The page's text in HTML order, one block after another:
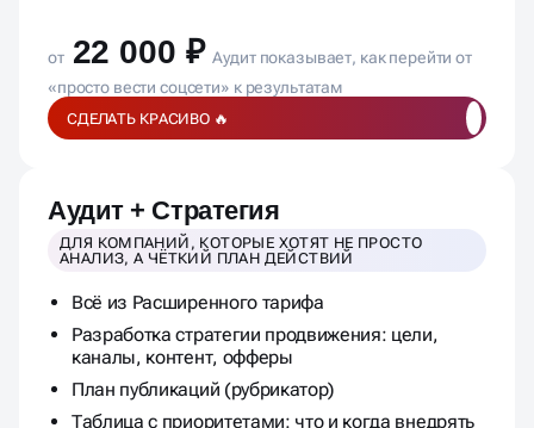
от 22 000 ₽ Аудит показывает, как перейти от
«просто вести соцсети» к результатам
СДЕЛАТЬ КРАСИВО 🔥
Аудит + Стратегия
ДЛЯ КОМПАНИЙ, КОТОРЫЕ ХОТЯТ НЕ ПРОСТО
АНАЛИЗ, А ЧЁТКИЙ ПЛАН ДЕЙСТВИЙ
Всё из Расширенного тарифа
Разработка стратегии продвижения: цели,
каналы, контент, офферы
План публикаций (рубрикатор)
Таблица с приоритетами: что и когда внедрять